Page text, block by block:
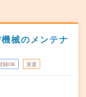
械のメンテナ
録OK 派遣